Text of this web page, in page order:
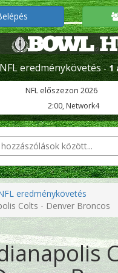
NFL eredménykövetés -1
NFL előszezon 2026
2:00, Network4
eredménykövetés
Colts - Denver Broncos